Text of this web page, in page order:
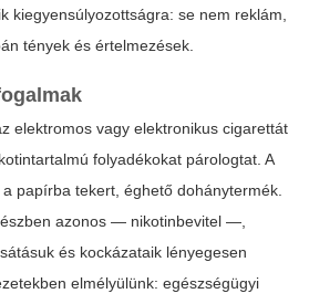
kiegyensúlyozottságra: se nem reklám,
tények és értelmezések.
elektromos vagy elektronikus cigarettát
folyadékokat párologtat. A
papírba tekert, éghető dohánytermék.
azonos — nikotinbevitel —,
és kockázataik lényegesen
elmélyülünk: egészségügyi